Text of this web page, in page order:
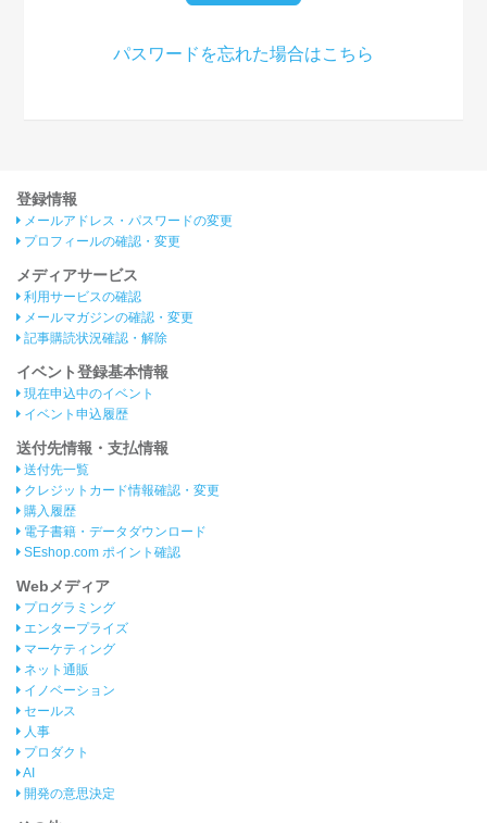
パスワードを忘れた場合はこちら
登録情報
メールアドレス・パスワードの変更
プロフィールの確認・変更
メディアサービス
利用サービスの確認
メールマガジンの確認・変更
記事購読状況確認・解除
イベント登録基本情報
現在申込中のイベント
イベント申込履歴
送付先情報・支払情報
送付先一覧
クレジットカード情報確認・変更
購入履歴
電子書籍・データダウンロード
SEshop.com ポイント確認
Webメディア
プログラミング
エンタープライズ
マーケティング
ネット通販
イノベーション
セールス
人事
プロダクト
AI
開発の意思決定